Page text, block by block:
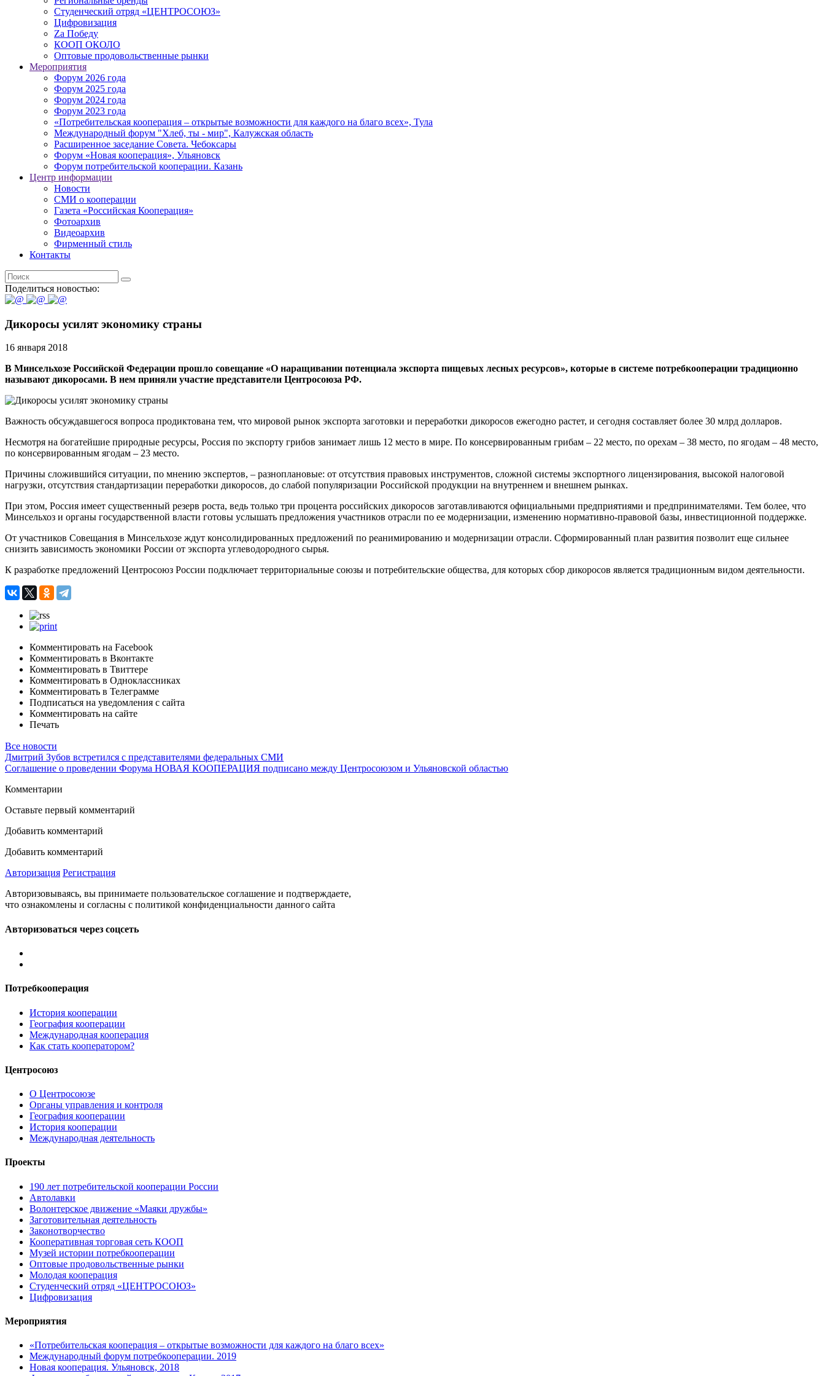
Студенческий отряд «ЦЕНТРОСОЮЗ»
Цифровизация
Zа Победу
КООП ОКОЛО
Оптовые продовольственные рынки
Мероприятия
Форум 2026 года
Форум 2025 года
Форум 2024 года
Форум 2023 года
«Потребительская кооперация – открытые возможности для каждого на благо всех», Тула
Международный форум "Хлеб, ты - мир", Калужская область
Расширенное заседание Совета. Чебоксары
Форум «Новая кооперация», Ульяновск
Форум потребительской кооперации. Казань
Центр информации
Новости
СМИ о кооперации
Газета «Российская Кооперация»
Фотоархив
Видеоархив
Фирменный стиль
Контакты
Поделиться новостью:
Дикоросы усилят экономику страны
16 января 2018
В Минсельхозе Российской Федерации прошло совещание «О наращивании потенциала экспорта пищевых лесных ресурсов», которые в системе потребкооперации традиционно
называют дикоросами. В нем приняли участие представители Центросоюза РФ.
Важность обсуждавшегося вопроса продиктована тем, что мировой рынок экспорта заготовки и переработки дикоросов ежегодно растет, и сегодня составляет более 30 млрд долларов.
Несмотря на богатейшие природные ресурсы, Россия по экспорту грибов занимает лишь 12 место в мире. По консервированным грибам – 22 место, по орехам – 38 место, по ягодам – 48 место,
по консервированным ягодам – 23 место.
Причины сложившийся ситуации, по мнению экспертов, – разноплановые: от отсутствия правовых инструментов, сложной системы экспортного лицензирования, высокой налоговой
нагрузки, отсутствия стандартизации переработки дикоросов, до слабой популяризации Российской продукции на внутреннем и внешнем рынках.
При этом, Россия имеет существенный резерв роста, ведь только три процента российских дикоросов заготавливаются официальными предприятиями и предпринимателями. Тем более, что
Минсельхоз и органы государственной власти готовы услышать предложения участников отрасли по ее модернизации, изменению нормативно-правовой базы, инвестиционной поддержке.
От участников Совещания в Минсельхозе ждут консолидированных предложений по реанимированию и модернизации отрасли. Сформированный план развития позволит еще сильнее
снизить зависимость экономики России от экспорта углеводородного сырья.
К разработке предложений Центросоюз России подключает территориальные союзы и потребительские общества, для которых сбор дикоросов является традиционным видом деятельности.
Комментировать на Facebook
Комментировать в Вконтакте
Комментировать в Твиттере
Комментировать в Одноклассниках
Комментировать в Телеграмме
Подписаться на уведомления с сайта
Комментировать на сайте
Печать
Все новости
Дмитрий Зубов встретился с представителями федеральных СМИ
Соглашение о проведении Форума НОВАЯ КООПЕРАЦИЯ подписано между Центросоюзом и Ульяновской областью
Комментарии
Оставьте первый комментарий
Добавить комментарий
Добавить комментарий
Авторизация Регистрация
Авторизовываясь, вы принимаете пользовательское соглашение и подтверждаете,
что ознакомлены и согласны с политикой конфиденциальности данного сайта
Авторизоваться через соцсеть
Потребкооперация
История кооперации
География кооперации
Международная кооперация
Как стать кооператором?
Центросоюз
О Центросоюзе
Органы управления и контроля
География кооперации
История кооперации
Международная деятельность
Проекты
190 лет потребительской кооперации России
Автолавки
Волонтерское движение «Маяки дружбы»
Заготовительная деятельность
Законотворчество
Кооперативная торговая сеть КООП
Музей истории потребкооперации
Оптовые продовольственные рынки
Молодая кооперация
Студенческий отряд «ЦЕНТРОСОЮЗ»
Цифровизация
Мероприятия
«Потребительская кооперация – открытые возможности для каждого на благо всех»
Международный форум потребкооперации. 2019
Новая кооперация. Ульяновск, 2018